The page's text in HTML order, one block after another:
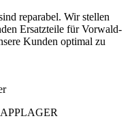
reparabel. Wir stellen
Ersatzteile für Vorwald-
Kunden optimal zu